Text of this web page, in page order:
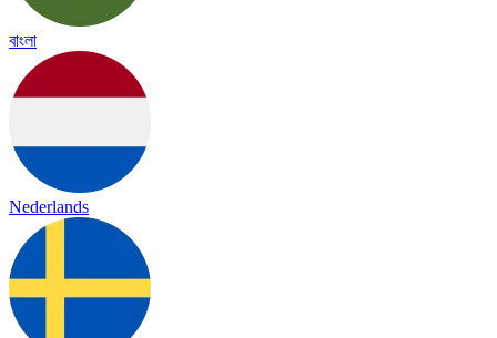
বাংলা
Nederlands